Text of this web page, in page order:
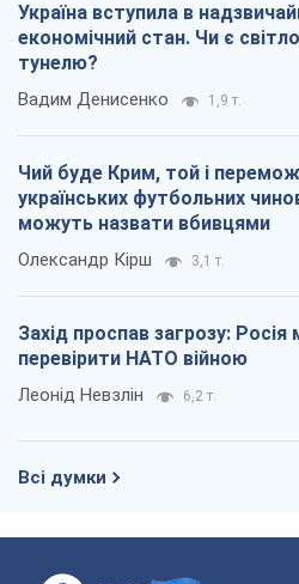
Україна вступила в
економічний стан. Чи є світло
тунелю?
Вадим Денисенко 1,9 т.
Чий буде Крим, той і
українських футбольних
можуть назвати вбивцями
Олександр Кірш 3,1 т.
Захід проспав загрозу:
перевірити НАТО війною
Леонід Невзлін 6,2 т.
Всі думки